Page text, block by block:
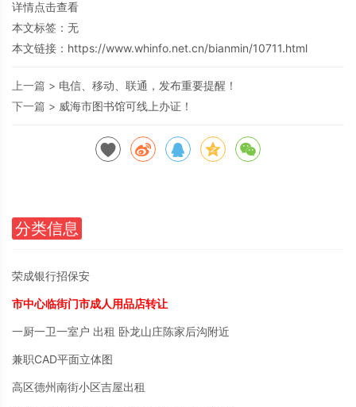
详情点击查看
本文标签：无
本文链接： https://www.whinfo.net.cn/bianmin/10711.html
上一篇 > 电信、移动、联通，发布重要提醒！
下一篇 > 威海市图书馆可线上办证！
分类信息
荣成银行招保安
市中心临街门市成人用品店转让
一厨一卫一室户 出租 卧龙山庄陈家后沟附近
兼职CAD平面立体图
高区德州南街小区吉屋出租